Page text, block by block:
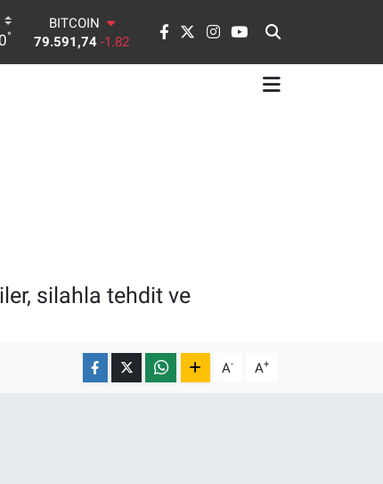
°
79.591,74
-1.82
DOLAR
45,43620 0.02
silahla tehdit ve
A- A+